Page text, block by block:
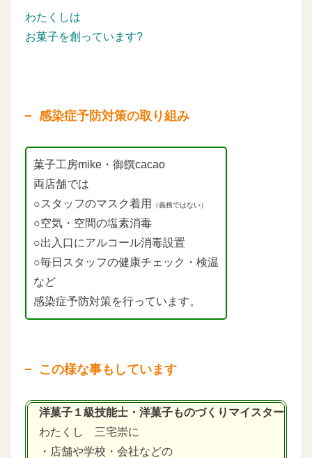
わたくしは
お菓子を創っています?
感染症予防対策の取り組み
菓子工房mike・御饌cacao
両店舗では
○スタッフのマスク着用
（義務ではない）
○空気・空間の塩素消毒
○出入口にアルコール消毒設置
○毎日スタッフの健康チェック・検温
など
感染症予防対策を行っています。
この様な事もしています
洋菓子１級技能士・洋菓子ものづくりマイスター
わたくし 三宅崇に
・店舗や学校・会社などの